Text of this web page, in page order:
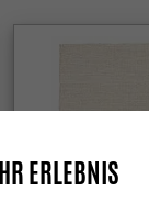
ERLEBNIS